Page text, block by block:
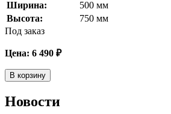
Ширина:
500 мм
Высота:
750 мм
Под заказ
Цена: 6 490 ₽
В корзину
Новости